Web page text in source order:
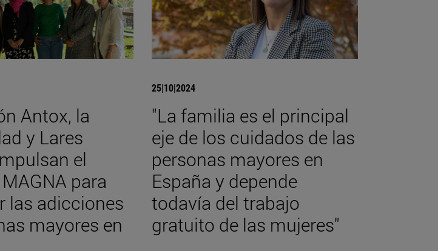
Antox, la
y Lares
el
para
las adicciones
mayores en
25|10|2024
"La familia es el principal
eje de los cuidados de las
personas mayores en
España y depende
todavía del trabajo
gratuito de las mujeres"